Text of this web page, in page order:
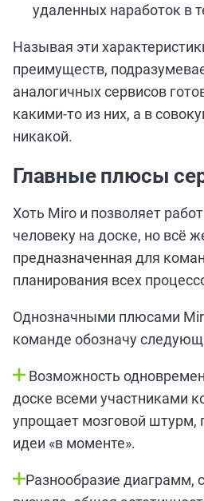
удаленных наработок в
Называя эти
преимуществ,
аналогичных сервисов
какими-то из них, а в
никакой.
Главные плюсы
Хоть Miro и позволяет
человеку на доске, но всё
предназначенная для
планирования всех
Однозначными плюсами
команде обозначу
Возможность
доске всеми участниками
упрощает мозговой штурм,
идеи «в моменте».
Разнообразие диаграмм,